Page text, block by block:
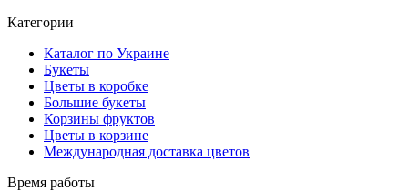
Категории
Каталог по Украине
Букеты
Цветы в коробке
Большие букеты
Корзины фруктов
Цветы в корзине
Международная доставка цветов
Время работы